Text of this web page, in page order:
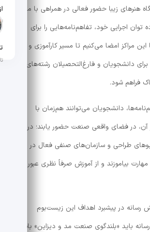
هنرهای زیبا حضور فعالی در همراهی با ما
توان اجرایی خود، تفاهم‌نامه‌هایی را برای
مراکز امضا می‌کنیم تا مسیر کارآموزی و
دانشجویان و فارغ‌التحصیلان رشته‌های
فراهم شود.
دانشجویان می‌توانند هم‌زمان با
در فضای واقعی صنعت حضور یابند؛ در
طراحی و سازمان‌های صنفی فعال در
بیاموزند و از آموزش صرفاً نظری عبور
رسانه در پیشبرد اهداف این زیست‌بوم
باید «بلندگوی صنعت مد و دیزاین» باشد؛